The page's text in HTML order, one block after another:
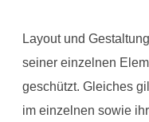
Layout und
seiner einzelnen
geschützt. Gleiches
im einzelnen sowie